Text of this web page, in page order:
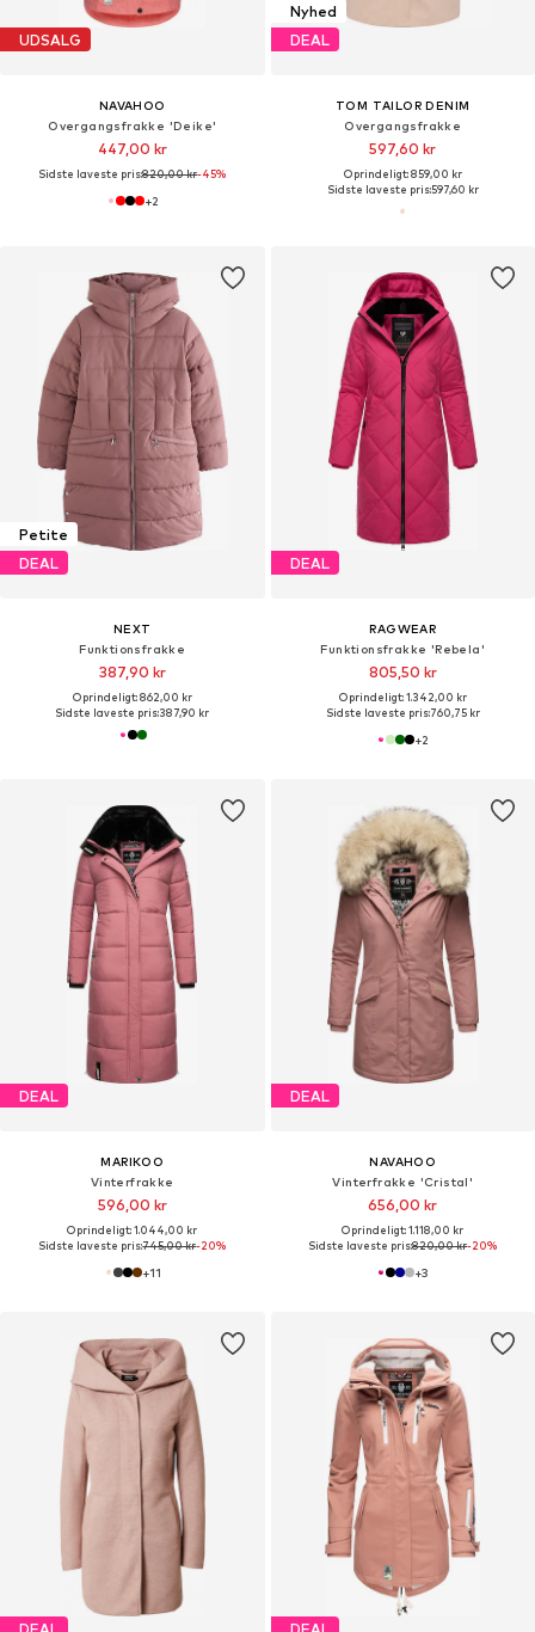
UDSALG
NAVAHOO
Overgangsfrakke 'Deike'
447,00 kr
Sidste laveste pris:820,00 kr-45%
+2
Nyhed
DEAL
TOM TAILOR DENIM
Overgangsfrakke
597,60 kr
Oprindeligt: 859,00 kr
Sidste laveste pris:597,60 kr
Petite
DEAL
NEXT
Funktionsfrakke
387,90 kr
Oprindeligt: 862,00 kr
Sidste laveste pris:387,90 kr
DEAL
RAGWEAR
Funktionsfrakke 'Rebela'
805,50 kr
Oprindeligt: 1.342,00 kr
Sidste laveste pris:760,75 kr
+2
DEAL
MARIKOO
Vinterfrakke
596,00 kr
Oprindeligt: 1.044,00 kr
Sidste laveste pris:745,00 kr-20%
+11
DEAL
NAVAHOO
Vinterfrakke 'Cristal'
656,00 kr
Oprindeligt: 1.118,00 kr
Sidste laveste pris:820,00 kr-20%
+3